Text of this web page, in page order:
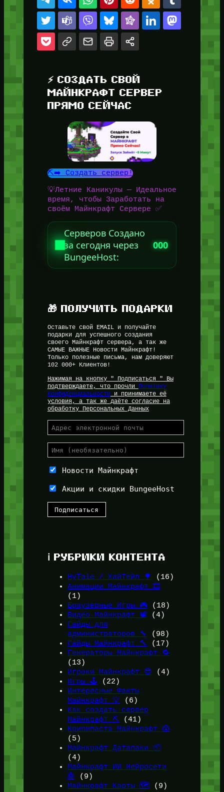
⚡ СОЗДАТЬ СВОЙ
МАЙНКРАФТ СЕРВЕР
ПРЯМО СЕЙЧАС
⛏️➡️ Создать сервер!
💡Летние Каникулы — Идеальное
время, чтобы Заработать на
своём Майнкрафт Сервере ✅
Серверов Создано
за сегодня через
BungeeHost:
000
🎁 ПОЛУЧИТЬ ПОДАРКИ
Оставьте свой EMAIL и получайте
подарки для успешного создания
своего Майнкрафт сервера, а так же
САМЫЕ ВАЖНЫЕ Новости Майнкрафт!
Только полезные письма, нам доверяют
102 000+ Клиентов!
Нажимая на кнопку " Подписаться " Вы
подтверждаете, что прочли
Политику
Конфиденциальностии принимаете её
условия, а так же даёте согласие на
обработку Персональных Данных
Новости Майнкрафт
Акции и скидки BungeeHost
ℹ️ РУБРИКИ КОНТЕНТА
HyTale / ХайТейл 🌳
(16)
Анимации Майнкрафт 🎞️
(1)
Браузерные Игры 🎮(18)
Видео Майнкрафт 📽️ (4)
Гайды для
администраторов 🔧
(98)
Гайды Майнкрафт 🔨
(17)
Генераторы Майнкрафт 🔁
(13)
Игроки Майнкрафт 😎 (4)
Игры 🕹️ (22)
Интересные Факты
Майнкрафт 💡(6)
Как создать сервер
Майнкрафт ⛏️ (41)
Крипипаста Майнкрафт 😱
(5)
Майнкрафт Датапаки 📦
(4)
Майнкрафт ИИ Нейросети
🤖
(9)
Майнкрафт Карты 🗺️(9)